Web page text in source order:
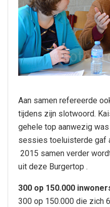
Aan samen refereerde
tijdens zijn slotwoord.
gehele top aanwezig
sessies toeluisterde gaf
2015 samen verder
uit deze Burgertop .
300 op 150.000
300 op 150.000 die zich